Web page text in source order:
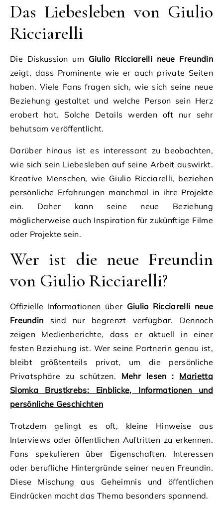
Das Liebesleben von Giulio
Ricciarelli
Die Diskussion um Giulio Ricciarelli neue Freundin
zeigt, dass Prominente wie er auch private Seiten
haben. Viele Fans fragen sich, wie sich seine neue
Beziehung gestaltet und welche Person sein Herz
erobert hat. Solche Details werden oft nur sehr
behutsam veröffentlicht.
Darüber hinaus ist es interessant zu beobachten,
wie sich sein Liebesleben auf seine Arbeit auswirkt.
Kreative Menschen, wie Giulio Ricciarelli, beziehen
persönliche Erfahrungen manchmal in ihre Projekte
ein. Daher kann seine neue Beziehung
möglicherweise auch Inspiration für zukünftige Filme
oder Projekte sein.
Wer ist die neue Freundin
von Giulio Ricciarelli?
Offizielle Informationen über Giulio Ricciarelli neue
Freundin sind nur begrenzt verfügbar. Dennoch
zeigen Medienberichte, dass er aktuell in einer
festen Beziehung ist. Wer seine Partnerin genau ist,
bleibt größtenteils privat, um die persönliche
Privatsphäre zu schützen. Mehr lesen : Marietta
Slomka Brustkrebs: Einblicke, Informationen und
persönliche Geschichten
Trotzdem gelingt es oft, kleine Hinweise aus
Interviews oder öffentlichen Auftritten zu erkennen.
Fans spekulieren über Eigenschaften, Interessen
oder berufliche Hintergründe seiner neuen Freundin.
Diese Mischung aus Geheimnis und öffentlichen
Eindrücken macht das Thema besonders spannend.